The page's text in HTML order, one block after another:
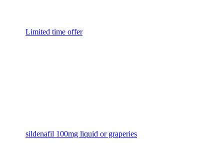
Limited time offer
sildenafil 100mg liquid or graperies